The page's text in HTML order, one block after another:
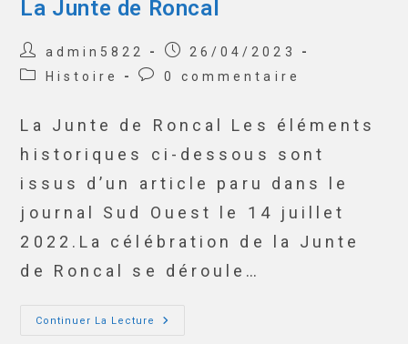
La Junte de Roncal
admin5822
26/04/2023
Histoire
0 commentaire
La Junte de Roncal Les éléments
historiques ci-dessous sont
issus d’un article paru dans le
journal Sud Ouest le 14 juillet
2022.La célébration de la Junte
de Roncal se déroule…
Continuer La Lecture